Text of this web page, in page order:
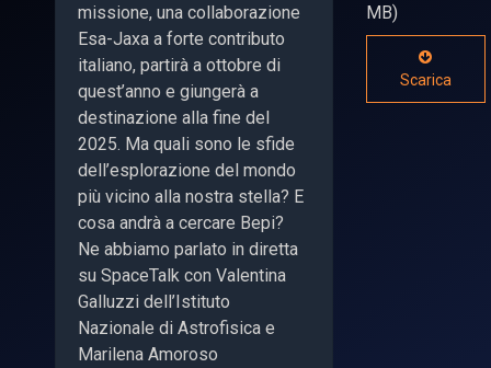
missione, una collaborazione
Esa-Jaxa a forte contributo
italiano, partirà a ottobre di
quest’anno e giungerà a
destinazione alla fine del
2025. Ma quali sono le sfide
dell’esplorazione del mondo
più vicino alla nostra stella? E
cosa andrà a cercare Bepi?
Ne abbiamo parlato in diretta
su SpaceTalk con Valentina
Galluzzi dell’Istituto
Nazionale di Astrofisica e
Marilena Amoroso
MB)
Scarica